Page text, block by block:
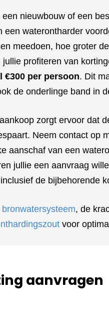
nieuwbouw of een
een waterontharder
meedoen, hoe groter
profiteren van
€300 per persoon. Dit
de onderlinge band in
zorgt ervoor dat
Neem contact op
aanschaf van een
jullie een aanvraag
de bijbehorende
bronwatersysteem, de
voor
aanvragen